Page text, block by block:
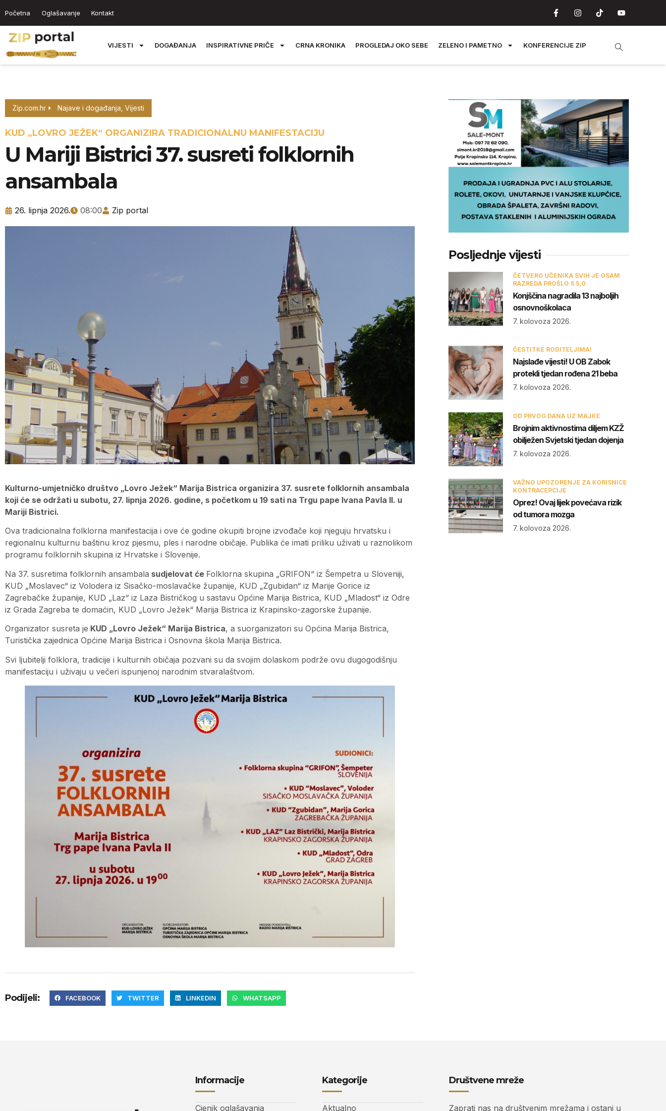
Početna Oglašavanje Kontakt
VIJESTI DOGAĐANJA INSPIRATIVNE PRIČE CRNA KRONIKA PROGLEDAJ OKO SEBE ZELENO I PAMETNO KONFERENCIJE ZIP
Zip.com.hr Najave i događanja Vijesti
KUD „LOVRO JEŽEK“ ORGANIZIRA TRADICIONALNU MANIFESTACIJU
U Mariji Bistrici 37. susreti folklornih
ansambala
26. lipnja 2026. 08:00 Zip portal
Kulturno-umjetničko društvo „Lovro Ježek“ Marija Bistrica organizira 37. susrete folklornih ansambala
koji će se održati u subotu, 27. lipnja 2026. godine, s početkom u 19 sati na Trgu pape Ivana Pavla II. u
Mariji Bistrici.
Ova tradicionalna folklorna manifestacija i ove će godine okupiti brojne izvođače koji njeguju hrvatsku i
regionalnu kulturnu baštinu kroz pjesmu, ples i narodne običaje. Publika će imati priliku uživati u raznolikom
programu folklornih skupina iz Hrvatske i Slovenije.
Na 37. susretima folklornih ansambala sudjelovat će Folklorna skupina „GRIFON“ iz Šempetra u Sloveniji,
KUD „Moslavec“ iz Volodera iz Sisačko-moslavačke županije, KUD „Zgubidan“ iz Marije Gorice iz
Zagrebačke županije, KUD „Laz“ iz Laza Bistričkog u sastavu Općine Marija Bistrica, KUD „Mladost“ iz Odre
iz Grada Zagreba te domaćin, KUD „Lovro Ježek“ Marija Bistrica iz Krapinsko-zagorske županije.
Organizator susreta je KUD „Lovro Ježek“ Marija Bistrica, a suorganizatori su Općina Marija Bistrica,
Turistička zajednica Općine Marija Bistrica i Osnovna škola Marija Bistrica.
Svi ljubitelji folklora, tradicije i kulturnih običaja pozvani su da svojim dolaskom podrže ovu dugogodišnju
manifestaciju i uživaju u večeri ispunjenoj narodnim stvaralaštvom.
Podijeli: FACEBOOK TWITTER LINKEDIN WHATSAPP
Posljednje vijesti
ČETVERO UČENIKA SVIH JE OSAM
RAZREDA PROŠLO S 5,0
Konjščina nagradila 13 najboljih
osnovnoškolaca
7. kolovoza 2026.
ČESTITKE RODITELJIMA!
Najslađe vijesti! U OB Zabok
protekli tjedan rođena 21 beba
7. kolovoza 2026.
OD PRVOG DANA UZ MAJKE
Brojnim aktivnostima diljem KZŽ
obilježen Svjetski tjedan dojenja
7. kolovoza 2026.
VAŽNO UPOZORENJE ZA KORISNICE
KONTRACEPCIJE
Oprez! Ovaj lijek povećava rizik
od tumora mozga
7. kolovoza 2026.
Informacije
Cjenik oglašavanja
Kategorije
Aktualno
Društvene mreže
Zaprati nas na društvenim mrežama i ostani u